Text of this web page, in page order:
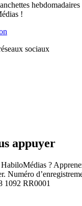
!
sociaux
appuyer
?
Numéro
1092 RR0001